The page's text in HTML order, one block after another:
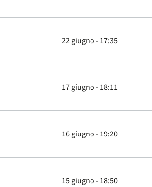
22 giugno - 17:35
17 giugno - 18:11
16 giugno - 19:20
15 giugno - 18:50